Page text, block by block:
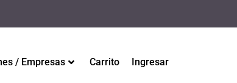
/ Empresas Carrito Ingresar